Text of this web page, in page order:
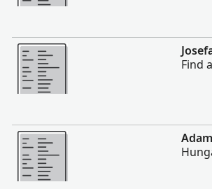
Rohkem
Find
Rohkem